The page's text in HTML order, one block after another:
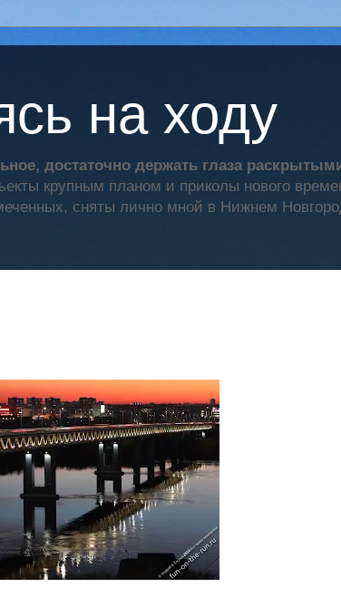
на ходу
достаточно держать глаза
крупным планом и приколы нового
сняты лично мной в Нижнем